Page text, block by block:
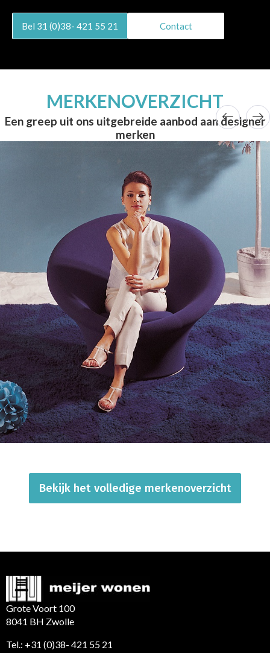
Bel 31 (0)38- 421 55 21 Contact
MERKENOVERZICHT
Een greep uit ons uitgebreide aanbod aan designer
merken
Bekijk het volledige merkenoverzicht
Grote Voort 100
8041 BH Zwolle
Tel.: +31 (0)38- 421 55 21